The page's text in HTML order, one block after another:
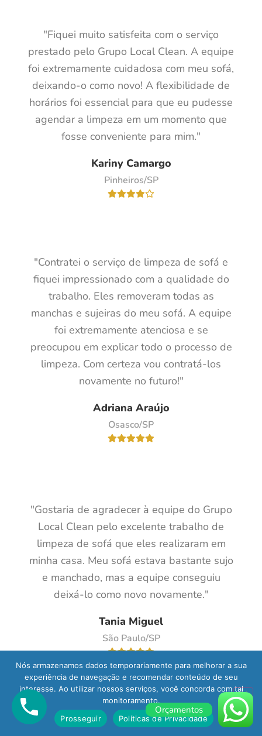
"Fiquei muito satisfeita com o serviço
prestado pelo Grupo Local Clean. A equipe
foi extremamente cuidadosa com meu sofá,
deixando-o como novo! A flexibilidade de
horários foi essencial para que eu pudesse
agendar a limpeza em um momento que
fosse conveniente para mim."
Kariny Camargo
Pinheiros/SP
"Contratei o serviço de limpeza de sofá e
fiquei impressionado com a qualidade do
trabalho. Eles removeram todas as
manchas e sujeiras do meu sofá. A equipe
foi extremamente atenciosa e se
preocupou em explicar todo o processo de
limpeza. Com certeza vou contratá-los
novamente no futuro!"
Adriana Araújo
Osasco/SP
"Gostaria de agradecer à equipe do Grupo
Local Clean pelo excelente trabalho de
limpeza de sofá que eles realizaram em
minha casa. Meu sofá estava bastante sujo
e manchado, mas a equipe conseguiu
deixá-lo como novo novamente."
Tania Miguel
São Paulo/SP
"Contratei o serviço de limpeza de sofá e
Orçamentos
Nós armazenamos dados temporariamente para melhorar a sua
experiência de navegação e recomendar conteúdo de seu
interesse. Ao utilizar nossos serviços, você concorda com tal
monitoramento.
Prosseguir
Políticas de Privacidade